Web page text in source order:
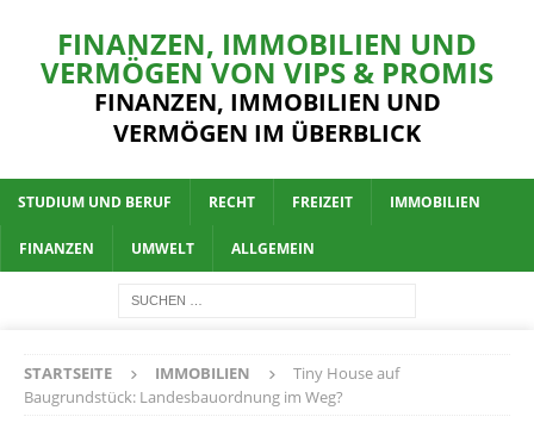
FINANZEN, IMMOBILIEN UND
VERMÖGEN VON VIPS & PROMIS
FINANZEN, IMMOBILIEN UND
VERMÖGEN IM ÜBERBLICK
STUDIUM UND BERUF RECHT FREIZEIT IMMOBILIEN
FINANZEN UMWELT ALLGEMEIN
STARTSEITE IMMOBILIEN
Tiny House auf
Baugrundstück: Landesbauordnung im Weg?